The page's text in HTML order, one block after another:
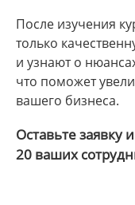
После изучения
только
и узнают о
что поможет
вашего бизнеса.
Оставьте заявку
20 ваших